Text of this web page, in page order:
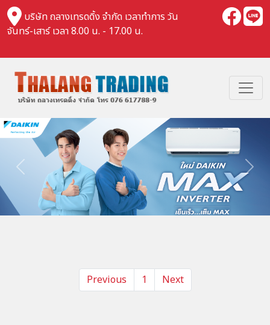
บริษัท ถลางเทรดดิ้ง จำกัด เวลาทำการ วัน
จันทร์-เสาร์ เวลา 8.00 น. - 17.00 น.
Previous Next
Previous 1 Next